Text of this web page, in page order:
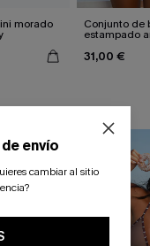
morado Conjunto de
estampado
31,00 €
envío
cambiar al sitio